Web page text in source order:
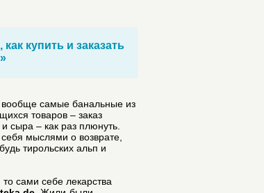
как купить и заказать
вообще самые банальные из
товаров – заказ
сыра – как раз плюнуть.
мыслями о возврате,
тирольских альп и
сами себе лекарства